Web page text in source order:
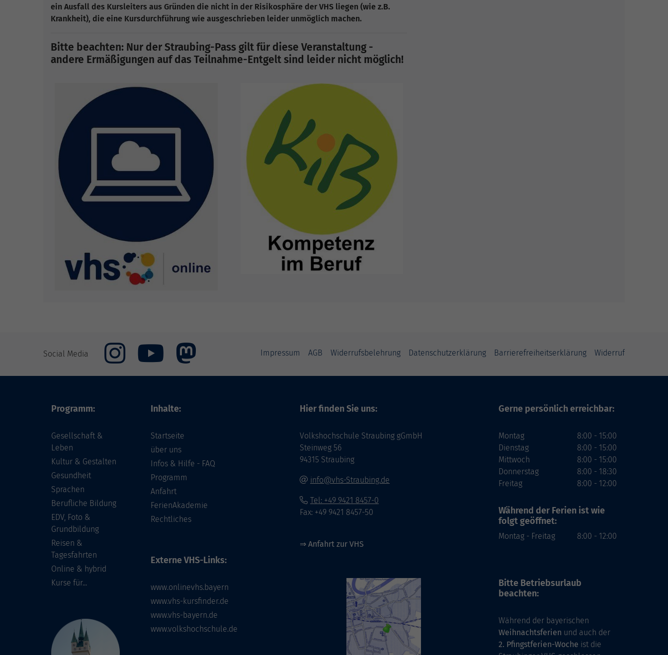
ein Ausfall des Kursleiters aus Gründen die nicht in der Risikosphäre der VHS liegen (wie z.B.
Krankheit), die eine Kursdurchführung wie ausgeschrieben leider unmöglich machen.
Bitte beachten: Nur der Straubing-Pass gilt für diese Veranstaltung -
andere Ermäßigungen auf das Teilnahme-Entgelt sind leider nicht möglich!
Social Media Impressum AGB Widerrufsbelehrung Datenschutzerklärung Barrierefreiheitserklärung Widerruf
Programm:
Gesellschaft &
Leben
Kultur & Gestalten
Gesundheit
Sprachen
Berufliche Bildung
EDV, Foto &
Grundbildung
Reisen &
Tagesfahrten
Online & hybrid
Kurse für...
Inhalte:
Startseite
über uns
Infos & Hilfe - FAQ
Programm
Anfahrt
FerienAkademie
Rechtliches
Externe VHS-Links:
www.onlinevhs.bayern
www.vhs-kursfinder.de
www.vhs-bayern.de
www.volkshochschule.de
Hier finden Sie uns:
Volkshochschule Straubing gGmbH
Steinweg 56
94315 Straubing
info@vhs-Straubing.de
Tel: +49 9421 8457-0
Fax: +49 9421 8457-50
⇒ Anfahrt zur VHS
Gerne persönlich erreichbar:
Montag
Dienstag
Mittwoch
Donnerstag
Freitag
8:00 - 15:00
8:00 - 15:00
8:00 - 15:00
8:00 - 18:30
8:00 - 12:00
Während der Ferien ist wie
folgt geöffnet:
Montag - Freitag 8:00 - 12:00
Bitte Betriebsurlaub
beachten:
Während der bayerischen
Weihnachtsferien und auch der
2. Pfingstferien-Woche ist die